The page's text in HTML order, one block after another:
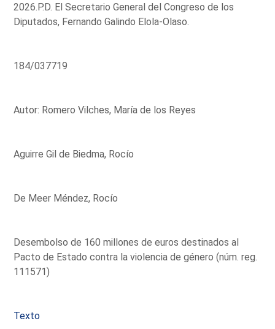
2026.P.D. El Secretario General del Congreso de los
Diputados, Fernando Galindo Elola-Olaso.
184/037719
Autor: Romero Vilches, María de los Reyes
Aguirre Gil de Biedma, Rocío
De Meer Méndez, Rocío
Desembolso de 160 millones de euros destinados al
Pacto de Estado contra la violencia de género (núm. reg.
111571)
Texto